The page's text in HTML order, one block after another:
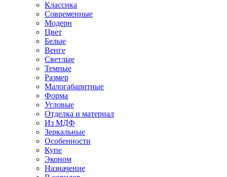
Классика
Современные
Модерн
Цвет
Белые
Венге
Светлые
Темные
Размер
Малогабаритные
Форма
Угловые
Отделка и материал
Из МДФ
Зеркальные
Особенности
Купе
Эконом
Назначение